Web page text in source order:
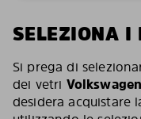
SELEZIONA I
Si prega di
dei vetri
desidera acquistare